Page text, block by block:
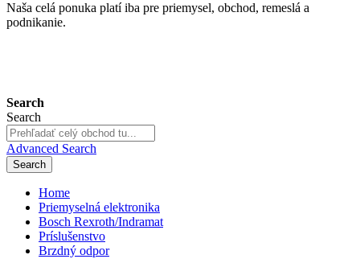
Naša celá ponuka platí iba pre priemysel, obchod, remeslá a
podnikanie.
Search
Search
Advanced Search
Search
Home
Priemyselná elektronika
Bosch Rexroth/Indramat
Príslušenstvo
Brzdný odpor